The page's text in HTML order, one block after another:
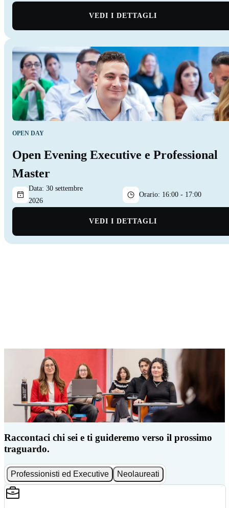
VEDI I DETTAGLI
OPEN DAY
Open Evening Executive e Professional
Master
Data: 30 settembre
2026
Orario: 16:00 - 17:00
VEDI I DETTAGLI
Raccontaci chi sei e ti guideremo verso il prossimo
traguardo.
Professionisti ed Executive Neolaureati